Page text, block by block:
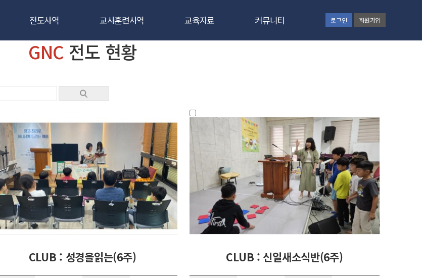
전도사역
새소식반
어린이 캠프
어린이 대 잔치
부흥회/통신학교
교사훈련사역
새소식반 강습회
TCE 교사대학
교육지도자 전문대
우리들을 위한 파티
교육자료
교육신청
후원신청
커뮤니티
통합검색
웹하드
로그인 회원가입
GNC 전도 현황
CLUB : 성경을읽는(6주) CLUB : 신일새소식반(6주)